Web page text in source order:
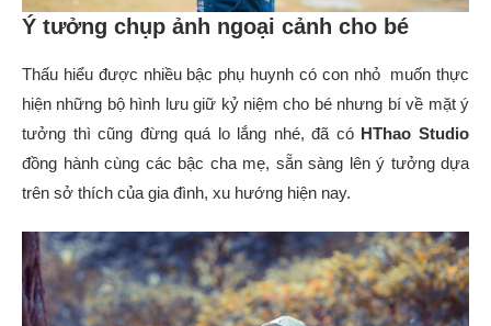
Ý tưởng chụp ảnh ngoại cảnh cho bé
Thấu hiểu được nhiều bậc phụ huynh có con nhỏ muốn thực
hiện những bộ hình lưu giữ kỷ niệm cho bé nhưng bí về mặt ý
tưởng thì cũng đừng quá lo lắng nhé, đã có HThao Studio
đồng hành cùng các bậc cha mẹ, sẵn sàng lên ý tưởng dựa
trên sở thích của gia đình, xu hướng hiện nay.